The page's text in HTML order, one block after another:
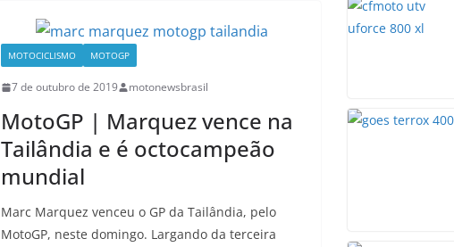
MOTOCICLISMO MOTOGP
7 de outubro de 2019 motonewsbrasil
MotoGP | Marquez vence na
Tailândia e é octocampeão
mundial
Marc Marquez venceu o GP da Tailândia, pelo
MotoGP, neste domingo. Largando da terceira